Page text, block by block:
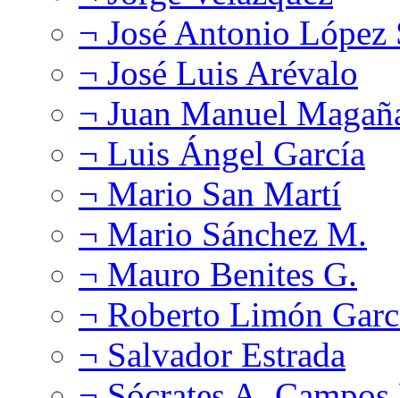
¬ José Antonio López
¬ José Luis Arévalo
¬ Juan Manuel
¬ Luis Ángel García
¬ Mario San Martí
¬ Mario Sánchez M.
¬ Mauro Benites G.
¬ Roberto Limón
¬ Salvador Estrada